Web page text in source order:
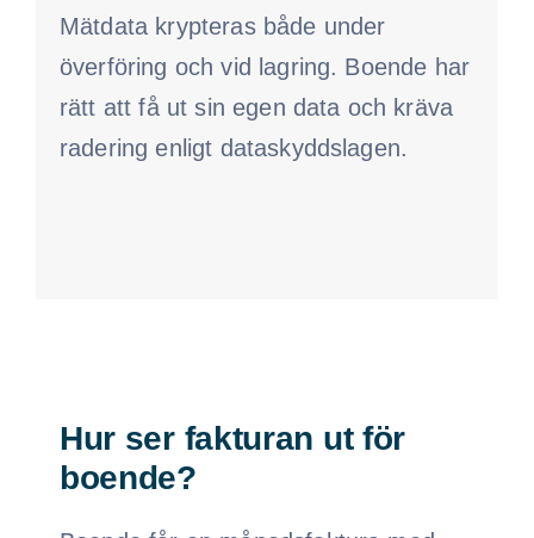
Mätdata krypteras både under
överföring och vid lagring. Boende har
rätt att få ut sin egen data och kräva
radering enligt dataskyddslagen.
Hur ser fakturan ut för
boende?